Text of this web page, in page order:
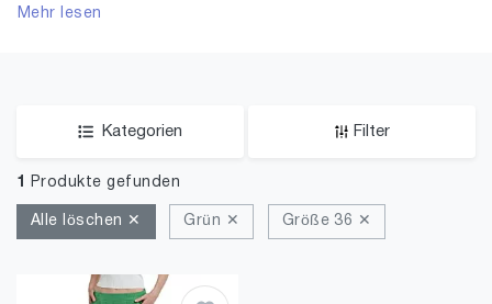
in Größe 36 und alle Trends aus 2026 für Frauen!
Mehr lesen
Kategorien Filter
1 Produkte gefunden
Alle löschen ✕ Grün ✕ Größe 36 ✕